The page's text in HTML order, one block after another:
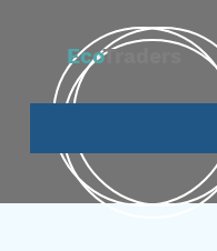
EcoTraders